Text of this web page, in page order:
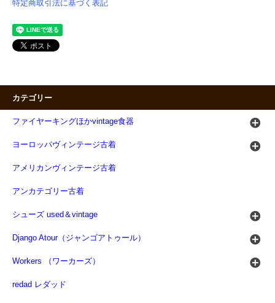
特定商取引法に基づく表記
カテゴリー
ファイヤーキングほかvintage食器
ヨーロッパヴィンテージ古着
アメリカンヴィンテージ古着
アンカテゴリー古着
シューズ used＆vintage
Django Atour（ジャンゴアトゥール）
Workers （ワーカーズ）
redad レダッド